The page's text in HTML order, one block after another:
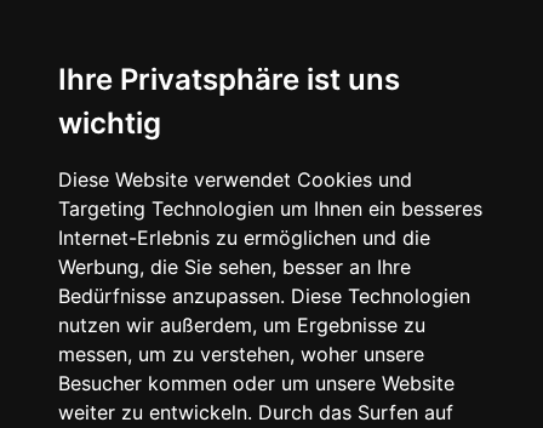
Ihre Privatsphäre ist uns
wichtig
Diese Website verwendet Cookies und
Targeting Technologien um Ihnen ein besseres
Internet-Erlebnis zu ermöglichen und die
Werbung, die Sie sehen, besser an Ihre
Bedürfnisse anzupassen. Diese Technologien
nutzen wir außerdem, um Ergebnisse zu
messen, um zu verstehen, woher unsere
Besucher kommen oder um unsere Website
weiter zu entwickeln. Durch das Surfen auf